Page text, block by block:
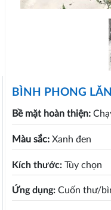
BÌNH PHONG
Bề mặt hoàn thiện:
Màu sắc: Xanh đen
Kích thước: Tùy chọn
Ứng dụng: Cuốn thư/